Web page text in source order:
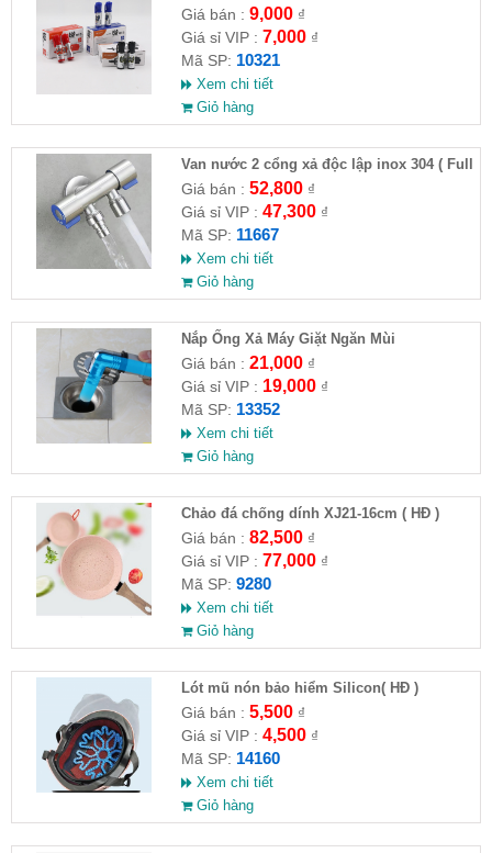
Giá bán : 9,000₫
Giá sỉ VIP : 7,000₫
Mã SP: 10321
Xem chi tiết
Giỏ hàng
Van nước 2 cổng xả độc lập inox 304 ( Full
VAT )
Giá bán : 52,800₫
Giá sỉ VIP : 47,300₫
Mã SP: 11667
Xem chi tiết
Giỏ hàng
Nắp Ống Xả Máy Giặt Ngăn Mùi
Giá bán : 21,000₫
Giá sỉ VIP : 19,000₫
Mã SP: 13352
Xem chi tiết
Giỏ hàng
Chảo đá chống dính XJ21-16cm ( HĐ )
Giá bán : 82,500₫
Giá sỉ VIP : 77,000₫
Mã SP: 9280
Xem chi tiết
Giỏ hàng
Lót mũ nón bảo hiểm Silicon( HĐ )
Giá bán : 5,500₫
Giá sỉ VIP : 4,500₫
Mã SP: 14160
Xem chi tiết
Giỏ hàng